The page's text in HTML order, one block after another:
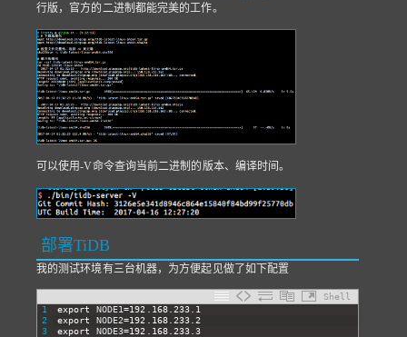
行版，官方的二进制都能完美的工作。
可以使用-V命令查询当前二进制的版本、编译时间。
部署TiDB
我的测试环境有三台机器，为方便起见做了如下配置
Shell
1
2
3
export NODE1=192.168.233.1
export NODE2=192.168.233.2
export NODE3=192.168.233.3